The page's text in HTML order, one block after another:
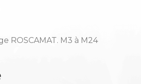
ROSCAMAT. M3 à M24